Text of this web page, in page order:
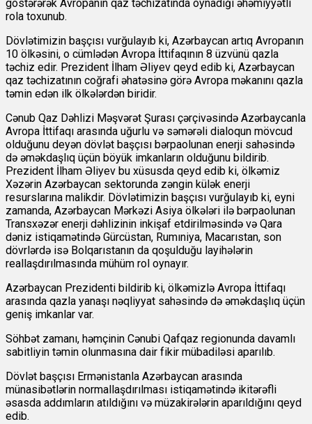
göstərərək Avropanın qaz təchizatında oynadığı əhəmiyyətli
rola toxunub.
Dövlətimizin başçısı vurğulayıb ki, Azərbaycan artıq Avropanın
10 ölkəsini, o cümlədən Avropa İttifaqının 8 üzvünü qazla
təchiz edir. Prezident İlham Əliyev qeyd edib ki, Azərbaycan
qaz təchizatının coğrafi əhatəsinə görə Avropa məkanını qazla
təmin edən ilk ölkələrdən biridir.
Cənub Qaz Dəhlizi Məşvərət Şurası çərçivəsində Azərbaycanla
Avropa İttifaqı arasında uğurlu və səmərəli dialoqun mövcud
olduğunu deyən dövlət başçısı bərpaolunan enerji sahəsində
də əməkdaşlıq üçün böyük imkanların olduğunu bildirib.
Prezident İlham Əliyev bu xüsusda qeyd edib ki, ölkəmiz
Xəzərin Azərbaycan sektorunda zəngin külək enerji
resurslarına malikdir. Dövlətimizin başçısı vurğulayıb ki, eyni
zamanda, Azərbaycan Mərkəzi Asiya ölkələri ilə bərpaolunan
Transxəzər enerji dəhlizinin inkişaf etdirilməsində və Qara
dəniz istiqamətində Gürcüstan, Rumıniya, Macarıstan, son
dövrlərdə isə Bolqarıstanın da qoşulduğu layihələrin
reallaşdırılmasında mühüm rol oynayır.
Azərbaycan Prezidenti bildirib ki, ölkəmizlə Avropa İttifaqı
arasında qazla yanaşı nəqliyyat sahəsində də əməkdaşlıq üçün
geniş imkanlar var.
Söhbət zamanı, həmçinin Cənubi Qafqaz regionunda davamlı
sabitliyin təmin olunmasına dair fikir mübadiləsi aparılıb.
Dövlət başçısı Ermənistanla Azərbaycan arasında
münasibətlərin normallaşdırılması istiqamətində ikitərəfli
əsasda addımların atıldığını və müzakirələrin aparıldığını qeyd
edib.